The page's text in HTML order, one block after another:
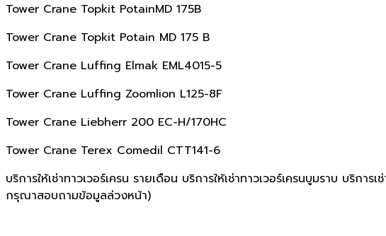
Tower Crane Topkit PotainMD 175B
Tower Crane Topkit Potain MD 175 B
Tower Crane Luffing Elmak EML4015-5
Tower Crane Luffing Zoomlion L125-8F
Tower Crane Liebherr 200 EC-H/170HC
Tower Crane Terex Comedil CTT141-6
บริการให้เช่าทาวเวอร์เครน รายเดือน บริการให้เช่าทาวเวอร์เครนบูมราบ บริก
กรุณาสอบถามข้อมูลล่วงหน้า)